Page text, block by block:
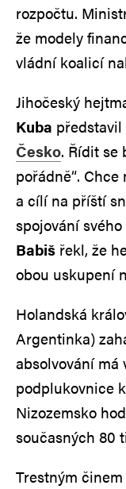
rozpočtu.
že modely
vládní koalicí
Jihočeský
Kuba
Česko. Řídit se
pořádně“.
a cílí na příští
spojování
Babiš řekl, že
obou uskupení
Holandská
Argentinka)
absolvování
podplukovnice
Nizozemsko
současných 80
Trestným činem